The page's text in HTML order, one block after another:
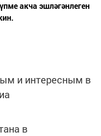
акча эшләгәнлеген
и интересным в
в